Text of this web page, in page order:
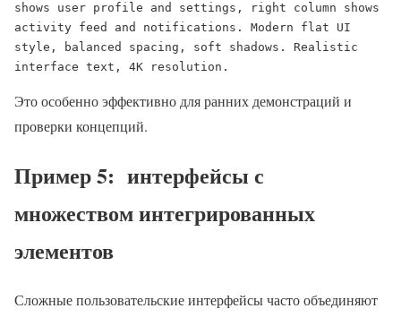
shows user profile and settings, right column shows
activity feed and notifications. Modern flat UI
style, balanced spacing, soft shadows. Realistic
interface text, 4K resolution.
Это особенно эффективно для ранних демонстраций и
проверки концепций.
Пример 5: интерфейсы с
множеством интегрированных
элементов
Сложные пользовательские интерфейсы часто объединяют